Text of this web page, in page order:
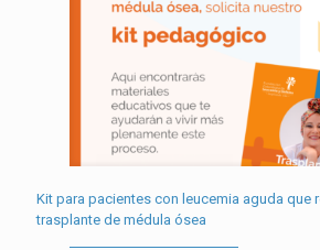
Kit para pacientes con leucemia aguda que
trasplante de médula ósea